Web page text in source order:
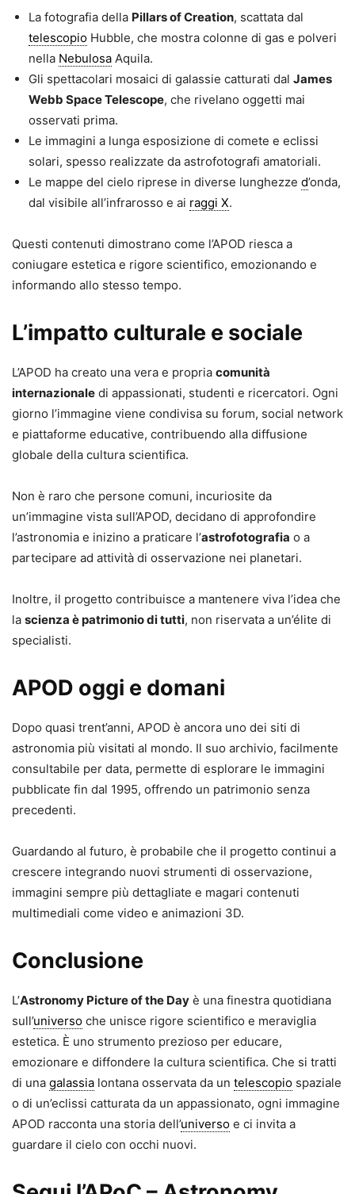
La fotografia della Pillars of Creation, scattata dal
telescopio Hubble, che mostra colonne di gas e polveri
nella Nebulosa Aquila.
Gli spettacolari mosaici di galassie catturati dal James
Webb Space Telescope, che rivelano oggetti mai
osservati prima.
Le immagini a lunga esposizione di comete e eclissi
solari, spesso realizzate da astrofotografi amatoriali.
Le mappe del cielo riprese in diverse lunghezze d’onda,
dal visibile all’infrarosso e ai raggi X.
Questi contenuti dimostrano come l’APOD riesca a
coniugare estetica e rigore scientifico, emozionando e
informando allo stesso tempo.
L’impatto culturale e sociale
L’APOD ha creato una vera e propria comunità
internazionale di appassionati, studenti e ricercatori. Ogni
giorno l’immagine viene condivisa su forum, social network
e piattaforme educative, contribuendo alla diffusione
globale della cultura scientifica.
Non è raro che persone comuni, incuriosite da
un’immagine vista sull’APOD, decidano di approfondire
l’astronomia e inizino a praticare l’astrofotografia o a
partecipare ad attività di osservazione nei planetari.
Inoltre, il progetto contribuisce a mantenere viva l’idea che
la scienza è patrimonio di tutti, non riservata a un’élite di
specialisti.
APOD oggi e domani
Dopo quasi trent’anni, APOD è ancora uno dei siti di
astronomia più visitati al mondo. Il suo archivio, facilmente
consultabile per data, permette di esplorare le immagini
pubblicate fin dal 1995, offrendo un patrimonio senza
precedenti.
Guardando al futuro, è probabile che il progetto continui a
crescere integrando nuovi strumenti di osservazione,
immagini sempre più dettagliate e magari contenuti
multimediali come video e animazioni 3D.
Conclusione
L’Astronomy Picture of the Day è una finestra quotidiana
sull’universo che unisce rigore scientifico e meraviglia
estetica. È uno strumento prezioso per educare,
emozionare e diffondere la cultura scientifica. Che si tratti
di una galassia lontana osservata da un telescopio spaziale
o di un’eclissi catturata da un appassionato, ogni immagine
APOD racconta una storia dell’universo e ci invita a
guardare il cielo con occhi nuovi.